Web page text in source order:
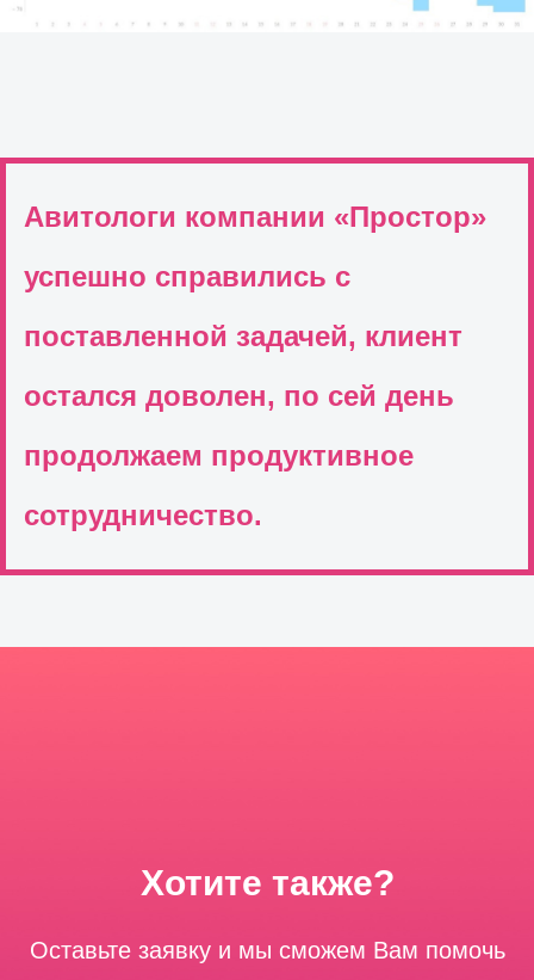
Авитологи компании «Простор»
успешно справились с
поставленной задачей, клиент
остался доволен, по сей день
продолжаем продуктивное
сотрудничество.
Хотите также?
Оставьте заявку и мы сможем Вам помочь